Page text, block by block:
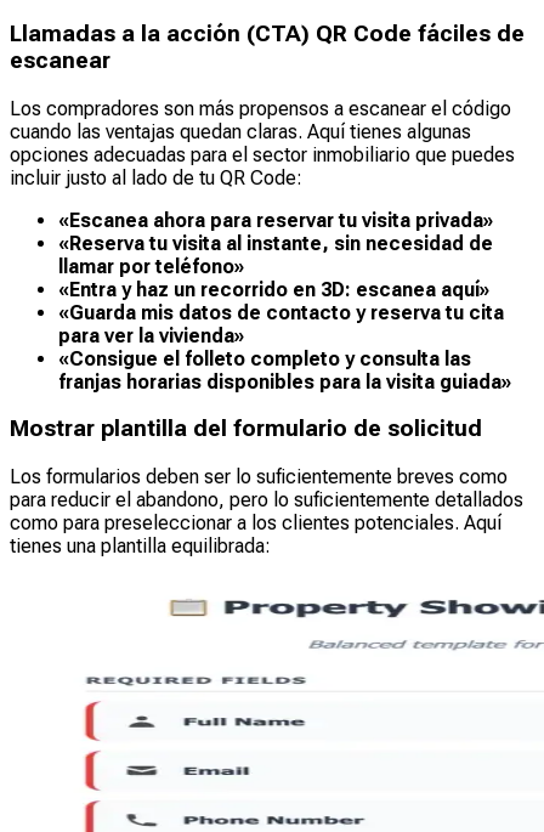
Llamadas a la acción (CTA) QR Code fáciles de
escanear
Los compradores son más propensos a escanear el código
cuando las ventajas quedan claras. Aquí tienes algunas
opciones adecuadas para el sector inmobiliario que puedes
incluir justo al lado de tu QR Code:
«Escanea ahora para reservar tu visita privada»
«Reserva tu visita al instante, sin necesidad de
llamar por teléfono»
«Entra y haz un recorrido en 3D: escanea aquí»
«Guarda mis datos de contacto y reserva tu cita
para ver la vivienda»
«Consigue el folleto completo y consulta las
franjas horarias disponibles para la visita guiada»
Mostrar plantilla del formulario de solicitud
Los formularios deben ser lo suficientemente breves como
para reducir el abandono, pero lo suficientemente detallados
como para preseleccionar a los clientes potenciales. Aquí
tienes una plantilla equilibrada: